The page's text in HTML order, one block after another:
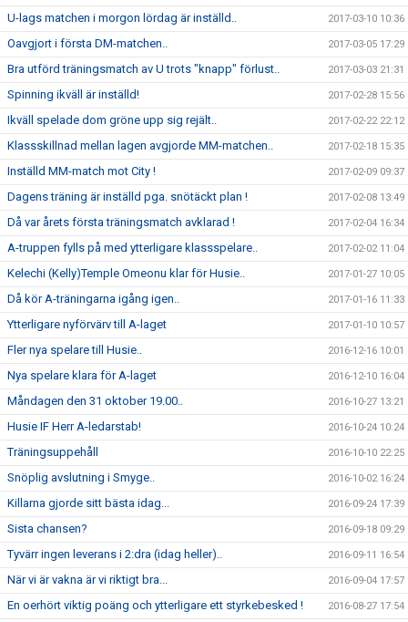
U-lags matchen i morgon lördag är inställd.. 2017-03-10 10:36
Oavgjort i första DM-matchen.. 2017-03-05 17:29
Bra utförd träningsmatch av U trots "knapp" förlust.. 2017-03-03 21:31
Spinning ikväll är inställd! 2017-02-28 15:56
Ikväll spelade dom gröne upp sig rejält.. 2017-02-22 22:12
Klassskillnad mellan lagen avgjorde MM-matchen.. 2017-02-18 15:35
Inställd MM-match mot City ! 2017-02-09 09:37
Dagens träning är inställd pga. snötäckt plan ! 2017-02-08 13:49
Då var årets första träningsmatch avklarad ! 2017-02-04 16:34
A-truppen fylls på med ytterligare klassspelare.. 2017-02-02 11:04
Kelechi (Kelly)Temple Omeonu klar för Husie.. 2017-01-27 10:05
Då kör A-träningarna igång igen.. 2017-01-16 11:33
Ytterligare nyförvärv till A-laget 2017-01-10 10:57
Fler nya spelare till Husie.. 2016-12-16 10:01
Nya spelare klara för A-laget 2016-12-10 16:04
Måndagen den 31 oktober 19.00.. 2016-10-27 13:21
Husie IF Herr A-ledarstab! 2016-10-24 10:24
Träningsuppehåll 2016-10-10 22:25
Snöplig avslutning i Smyge.. 2016-10-02 16:24
Killarna gjorde sitt bästa idag... 2016-09-24 17:39
Sista chansen? 2016-09-18 09:29
Tyvärr ingen leverans i 2:dra (idag heller).. 2016-09-11 16:54
När vi är vakna är vi riktigt bra... 2016-09-04 17:57
En oerhört viktig poäng och ytterligare ett styrkebesked ! 2016-08-27 17:54